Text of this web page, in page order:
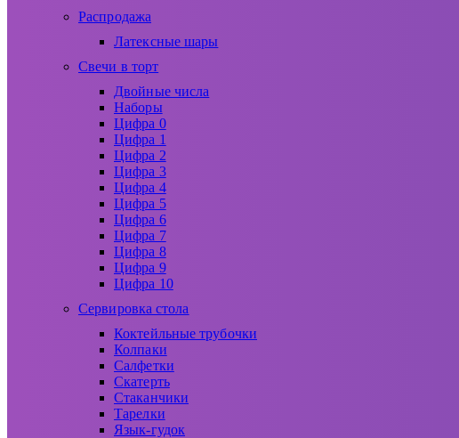
Распродажа
Латексные шары
Свечи в торт
Двойные числа
Наборы
Цифра 0
Цифра 1
Цифра 2
Цифра 3
Цифра 4
Цифра 5
Цифра 6
Цифра 7
Цифра 8
Цифра 9
Цифра 10
Сервировка стола
Коктейльные трубочки
Колпаки
Салфетки
Скатерть
Стаканчики
Тарелки
Язык-гудок